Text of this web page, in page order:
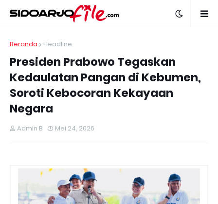
Beranda Headline
Presiden Prabowo Tegaskan
Kedaulatan Pangan di Kebumen,
Soroti Kebocoran Kekayaan
Negara
Admin B Mei 24, 2026